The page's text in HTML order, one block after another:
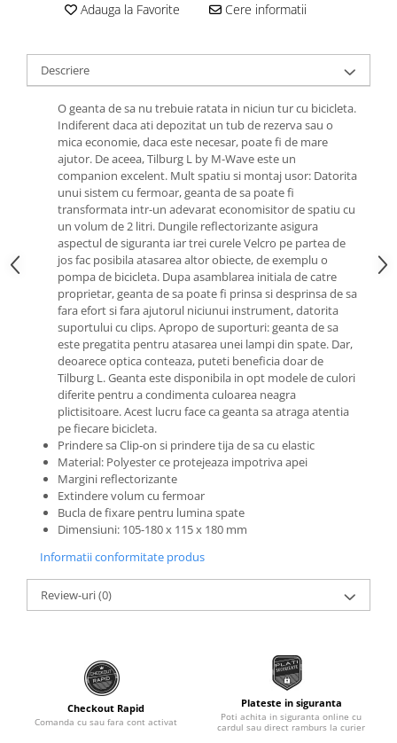
Diverse
Accesorii Remorca
Roti ajutatoare
Scaune pentru Copii
Transport si Depozitare
Roti Spate
Suspensii Spate
Butuci Roata
Pinioane
Schimbator Pinioane
Schimbator Foi
Manete Schimbator
Etrier frana
Angrenaje
Ureche cadru
Disc frana
Monobloc
Adauga la Favorite Cere informatii
Descriere
O geanta de sa nu trebuie ratata in niciun tur cu bicicleta.
Indiferent daca ati depozitat un tub de rezerva sau o
mica economie, daca este necesar, poate fi de mare
ajutor. De aceea, Tilburg L by M-Wave este un
companion excelent. Mult spatiu si montaj usor: Datorita
unui sistem cu fermoar, geanta de sa poate fi
transformata intr-un adevarat economisitor de spatiu cu
un volum de 2 litri. Dungile reflectorizante asigura
aspectul de siguranta iar trei curele Velcro pe partea de
jos fac posibila atasarea altor obiecte, de exemplu o
pompa de bicicleta. Dupa asamblarea initiala de catre
proprietar, geanta de sa poate fi prinsa si desprinsa de sa
fara efort si fara ajutorul niciunui instrument, datorita
suportului cu clips. Apropo de suporturi: geanta de sa
este pregatita pentru atasarea unei lampi din spate. Dar,
deoarece optica conteaza, puteti beneficia doar de
Tilburg L. Geanta este disponibila in opt modele de culori
diferite pentru a condimenta culoarea neagra
plictisitoare. Acest lucru face ca geanta sa atraga atentia
pe fiecare bicicleta.
Prindere sa Clip-on si prindere tija de sa cu elastic
Material: Polyester ce protejeaza impotriva apei
Margini reflectorizante
Extindere volum cu fermoar
Bucla de fixare pentru lumina spate
Dimensiuni: 105-180 x 115 x 180 mm
Informatii conformitate produs
Review-uri(0)
Checkout Rapid
Comanda cu sau fara cont activat
Plateste in siguranta
Poti achita in siguranta online cu
cardul sau direct ramburs la curier